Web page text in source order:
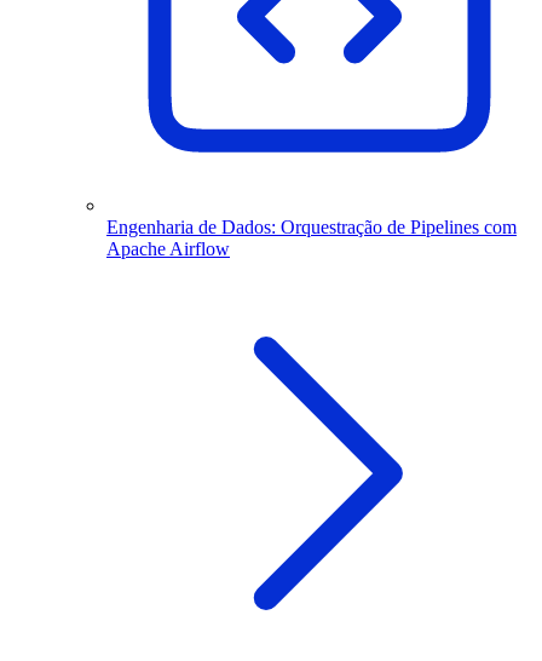
Engenharia de Dados: Orquestração de Pipelines com
Apache Airflow